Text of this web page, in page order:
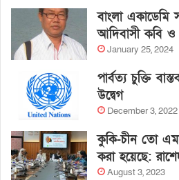
বাংলা একাডেমি
আদিবাসী কবি ও
January 25, 2024
পার্বত্য চুক্তি
উদ্বেগ
December 3, 2022
কুকি-চীন তো
করা হয়েছে:
August 3, 2023